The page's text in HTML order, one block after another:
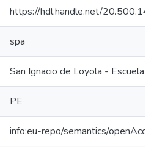
https://hdl.handle.net/
spa
San Ignacio de Loyola - Escuela
PE
info:eu-repo/semantics/